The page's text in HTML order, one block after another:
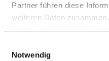
Partner führen diese
weiteren Daten
Notwendig
Informationen und
PERSONELLE